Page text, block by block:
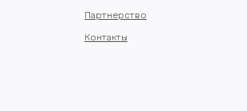
Партнерство
Контакты